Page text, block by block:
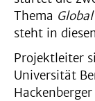
Thema
steht in
Projektleiter
Universität